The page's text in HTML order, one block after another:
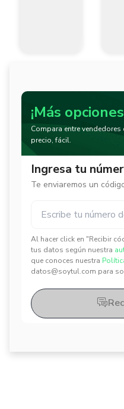
¡Más
Compara entre
precio, fácil.
Ingresa tu
Te enviaremos un
Al hacer click en "Recibir
tus datos según nuestra
que conoces nuestra
datos@soytul.com para